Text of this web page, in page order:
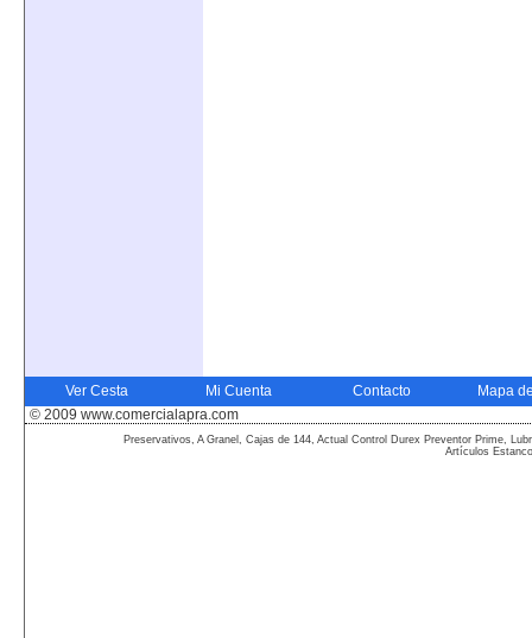
Ver Cesta Mi Cuenta Contacto
Mapa
© 2009 www.comercialapra.com
Preservativos, A Granel, Cajas de 144, Actual Control Durex Preventor Prime,
Artículos